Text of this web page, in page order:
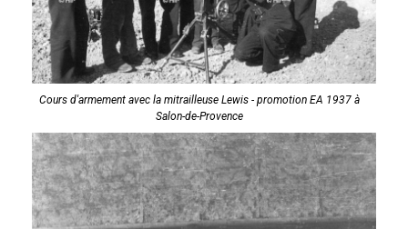
Cours d'armement avec la mitrailleuse Lewis - promotion EA 1937 à
Salon-de-Provence